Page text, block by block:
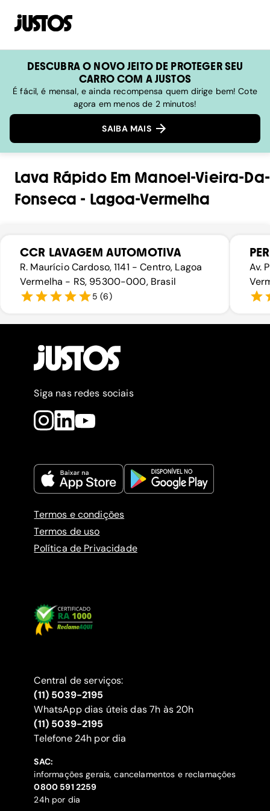
DESCUBRA O NOVO JEITO DE PROTEGER SEU
CARRO COM A JUSTOS
É fácil, é mensal, e ainda recompensa quem dirige bem! Cote
agora em menos de 2 minutos!
SAIBA MAIS
Lava RápidoEm Manoel-Vieira-Da-
Fonseca - Lagoa-Vermelha
CCR LAVAGEM AUTOMOTIVA
R. Maurício Cardoso, 1141 - Centro, Lagoa
Vermelha - RS, 95300-000, Brasil
5 (6)
Av.
Siga nas redes sociais
Termos e condições
Termos de uso
Política de Privacidade
Central de serviços:
(11) 5039-2195
WhatsApp dias úteis das 7h às 20h
(11) 5039-2195
‍Telefone 24h por dia
SAC:
informações gerais, cancelamentos e reclamações
‍0800 591 2259
24h por dia